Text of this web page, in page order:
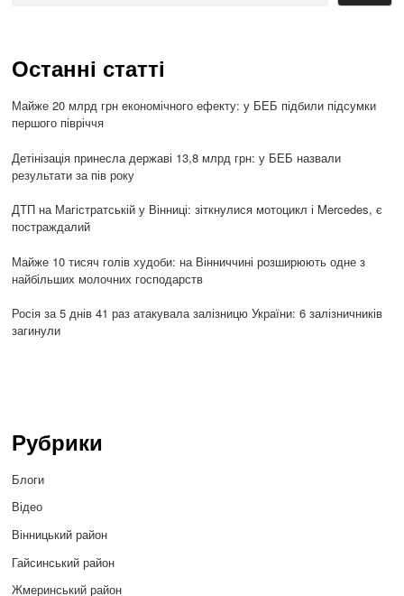
Останні статті
Майже 20 млрд грн економічного ефекту: у БЕБ підбили підсумки
першого півріччя
Детінізація принесла державі 13,8 млрд грн: у БЕБ назвали
результати за пів року
ДТП на Магістратській у Вінниці: зіткнулися мотоцикл і Mercedes, є
постраждалий
Майже 10 тисяч голів худоби: на Вінниччині розширюють одне з
найбільших молочних господарств
Росія за 5 днів 41 раз атакувала залізницю України: 6 залізничників
загинули
Рубрики
Блоги
Відео
Вінницький район
Гайсинський район
Жмеринський район